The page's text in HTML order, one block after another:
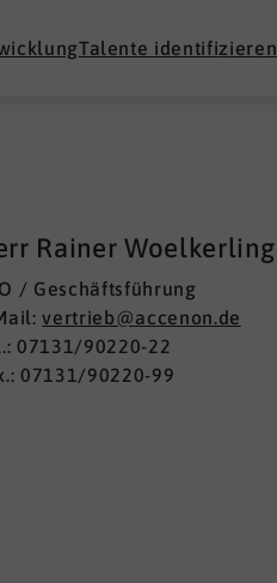
Talente identifizieren
Rainer Woelkerling
/ Geschäftsführung
vertrieb@accenon.de
07131/90220-22
07131/90220-99